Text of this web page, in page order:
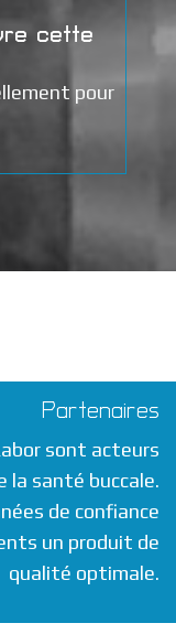
cette
pour
Partenaires
sont acteurs
la santé buccale.
de confiance
un produit de
qualité optimale.